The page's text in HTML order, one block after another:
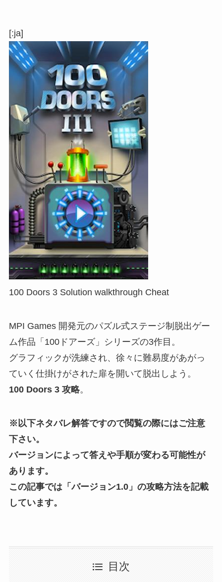
[:ja]
100 Doors 3 Solution walkthrough Cheat
MPI Games 開発元のパズル式ステージ制脱出ゲー
ム作品「100ドアーズ」シリーズの3作目。
グラフィックが洗練され、徐々に難易度があがっ
ていく仕掛けがされた扉を開いて脱出しよう。
100 Doors 3 攻略。
※以下ネタバレ解答ですので閲覧の際にはご注意
下さい。
バージョンによって答えや手順が変わる可能性が
あります。
この記事では「バージョン1.0」の攻略方法を記載
しています。
目次